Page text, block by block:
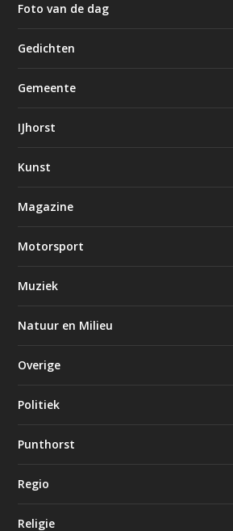
Foto van de dag
Gedichten
Gemeente
IJhorst
Kunst
Magazine
Motorsport
Muziek
Natuur en Milieu
Overige
Politiek
Punthorst
Regio
Religie